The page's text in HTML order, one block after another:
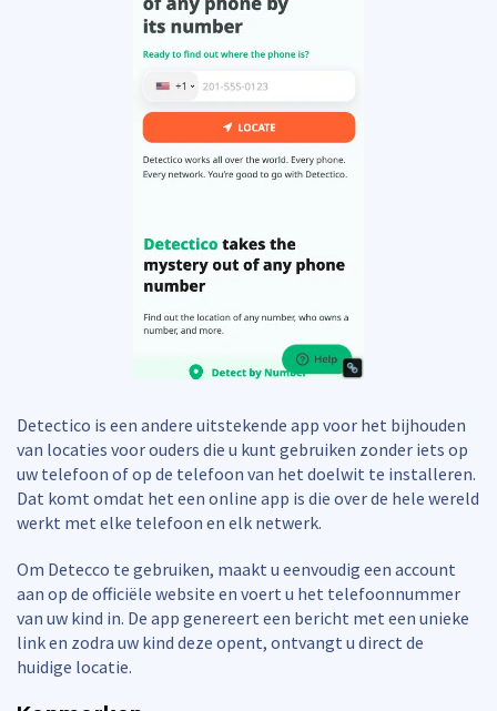
Detectico is een andere uitstekende app voor het bijhouden
van locaties voor ouders die u kunt gebruiken zonder iets op
uw telefoon of op de telefoon van het doelwit te installeren.
Dat komt omdat het een online app is die over de hele wereld
werkt met elke telefoon en elk netwerk.
Om Detecco te gebruiken, maakt u eenvoudig een account
aan op de officiële website en voert u het telefoonnummer
van uw kind in. De app genereert een bericht met een unieke
link en zodra uw kind deze opent, ontvangt u direct de
huidige locatie.